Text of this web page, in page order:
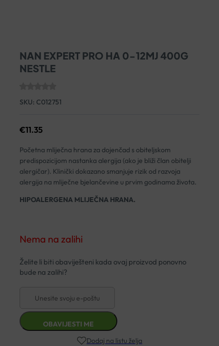
NAN EXPERT PRO HA 0-12MJ 400G
NESTLE
SKU: C012751
€11.35
Početna mliječna hrana za dojenčad s obiteljskom
predispozicijom nastanka alergija (ako je bliži član obitelji
alergičar). Klinički dokazano smanjuje rizik od razvoja
alergija na mliječne bjelančevine u prvim godinama života.
HIPOALERGENA MLIJEČNA HRANA.
Nema na zalihi
Dodaj na listu želja